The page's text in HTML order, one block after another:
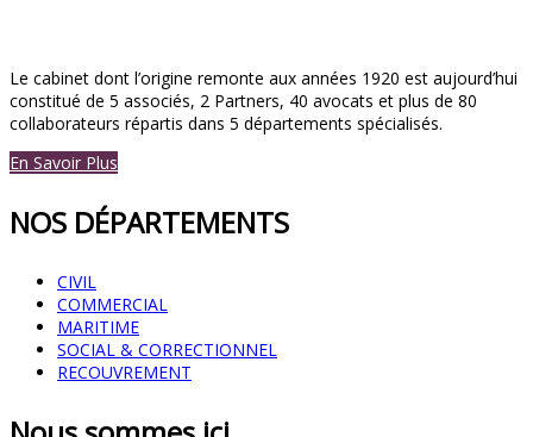
Le cabinet dont l’origine remonte aux années 1920 est aujourd’hui
constitué de 5 associés, 2 Partners, 40 avocats et plus de 80
collaborateurs répartis dans 5 départements spécialisés.
En Savoir Plus
NOS DÉPARTEMENTS
CIVIL
COMMERCIAL
MARITIME
SOCIAL & CORRECTIONNEL
RECOUVREMENT